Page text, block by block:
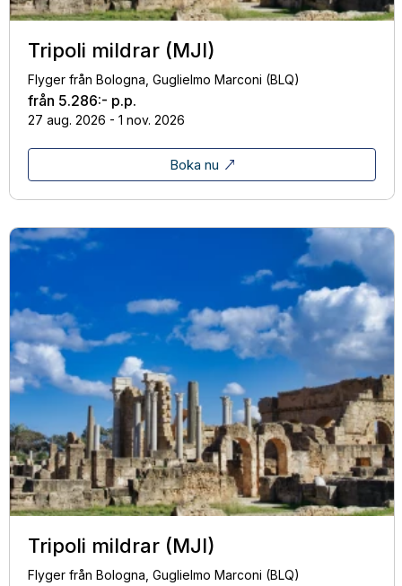
Tripoli mildrar (MJI)
Flyger från Bologna, Guglielmo Marconi (BLQ)
från 5.286:- p.p.
27 aug. 2026 - 1 nov. 2026
Boka nu
Tripoli mildrar (MJI)
Flyger från Bologna, Guglielmo Marconi (BLQ)